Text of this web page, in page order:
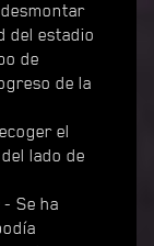
del estadio
de
de la
el
lado de
- Se ha